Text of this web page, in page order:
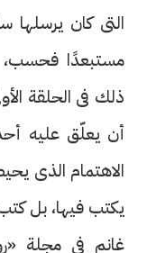
التى كان
مستبعدًا فحسب،
ذلك فى الحلقة
أن يعلّق عليه
الاهتمام الذى
يكتب فيها، بل
غانم فى مجلة